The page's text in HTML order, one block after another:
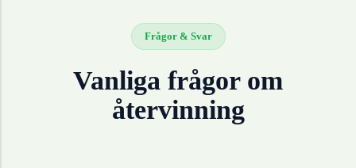
Frågor & Svar
Vanliga frågor om
återvinning